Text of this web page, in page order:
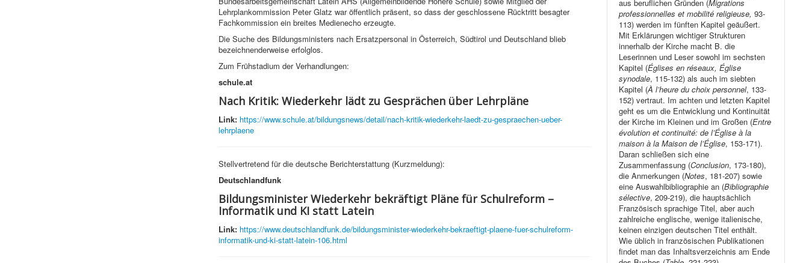
Lehrplankommission Peter Glatz war öffentlich präsent, so dass der geschlossene Rücktritt besagter
Fachkommission ein breites Medienecho erzeugte.
Die Suche des Bildungsministers nach Ersatzpersonal in Österreich, Südtirol und Deutschland blieb
bezeichnenderweise erfolglos.
Zum Frühstadium der Verhandlungen:
schule.at
Nach Kritik: Wiederkehr lädt zu Gesprächen über Lehrpläne
Link: https://www.schule.at/bildungsnews/detail/nach-kritik-wiederkehr-laedt-zu-gespraechen-ueber-
lehrplaene
Stellvertretend für die deutsche Berichterstattung (Kurzmeldung):
Deutschlandfunk
Bildungsminister Wiederkehr bekräftigt Pläne für Schulreform –
Informatik und KI statt Latein
Link: https://www.deutschlandfunk.de/bildungsminister-wiederkehr-bekraeftigt-plaene-fuer-schulreform-
informatik-und-ki-statt-latein-106.html
aus beruflichen Gründen (Migrations
professionnelles et mobilité religieuse,93-
113) werden im fünften Kapitel geäußert.
Mit Erklärungen wichtiger Strukturen
innerhalb der Kirche macht B. die
Leserinnen und Leser sowohl im sechsten
Kapitel (Églises en réseaux, Église
synodale, 115-132) als auch im siebten
Kapitel (À l’heure du choix personnel, 133-
152) vertraut. Im achten und letzten Kapitel
geht es um die Entwicklung und Kontinuität
der Kirche im Kleinen und im Großen (Entre
évolution et continuité: de l’Église à la
maison à la Maison de l’Église, 153-171).
Daran schließen sich eine
Zusammenfassung (Conclusion, 173-180),
die Anmerkungen (Notes, 181-207) sowie
eine Auswahlbibliographie an (Bibliographie
sélective, 209-219), die hauptsächlich
Französisch sprachige Titel, aber auch
zahlreiche englische, wenige italienische,
keinen einzigen deutschen Titel enthält.
Wie üblich in französischen Publikationen
findet man das Inhaltsverzeichnis am Ende